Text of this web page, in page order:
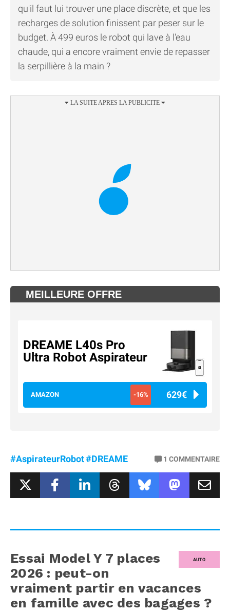
qu'il faut lui trouver une place discrète, et que les
recharges de solution finissent par peser sur le
budget. À 499 euros le robot qui lave à l'eau
chaude, qui a encore vraiment envie de repasser
la serpillière à la main ?
MEILLEURE OFFRE
DREAME L40s Pro
Ultra Robot Aspirateur
AMAZON -16% 629€
#AspirateurRobot#DREAME 1 COMMENTAIRE
AUTO
Essai Model Y 7 places
2026 : peut-on
vraiment partir en vacances
en famille avec des bagages ?